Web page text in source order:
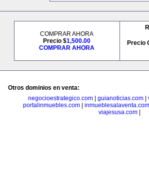
COMPRAR AHORA
Precio $1,500.00
COMPRAR AHORA
Precio
Otros dominios en venta:
negocioestrategico.com| guianoticias.com|
portalinmuebles.com
inmueblesalaventa.com
viajesusa.com